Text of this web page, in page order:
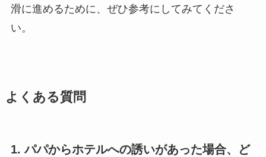
滑に進めるために、ぜひ参考にしてみてくださ
い。
よくある質問
1. パパからホテルへの誘いがあった場合、ど